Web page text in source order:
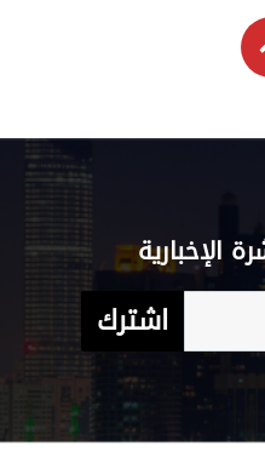
الإخبارية
اشترك